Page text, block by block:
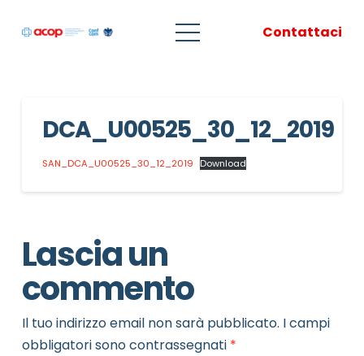
Contattaci
DCA_U00525_30_12_2019
SAN_DCA_U00525_30_12_2019 Download
Lascia un
commento
Il tuo indirizzo email non sarà pubblicato. I campi
obbligatori sono contrassegnati *